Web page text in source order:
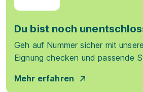
Du bist noch
Geh auf Nummer sicher mit
Eignung checken und passende
Mehr erfahren